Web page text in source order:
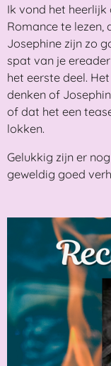
Ik vond het heerlijk
Romance te lezen,
Josephine zijn zo
spat van je
het eerste deel.
denken of
of dat het een
lokken.
Gelukkig zijn er
geweldig goed